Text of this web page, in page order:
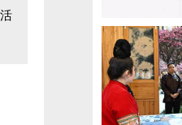
智勇大闯关！
求生”
2026-08-06